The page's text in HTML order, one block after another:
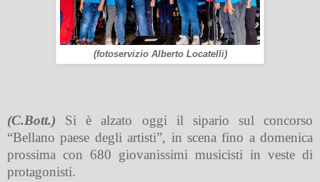
(fotoservizio Alberto Locatelli)
(C.Bott.) Si è alzato oggi il sipario sul concorso
“Bellano paese degli artisti”, in scena fino a domenica
prossima con 680 giovanissimi musicisti in veste di
protagonisti.